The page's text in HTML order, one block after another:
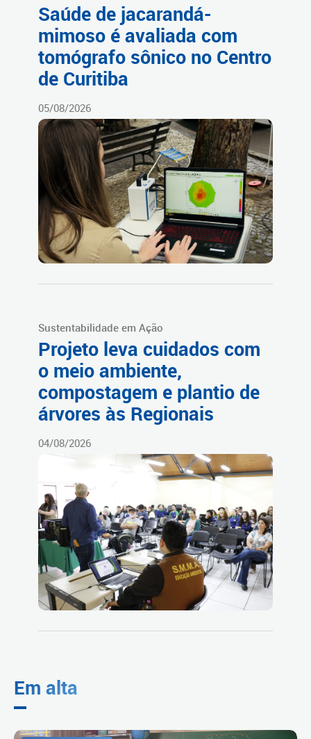
Saúde de jacarandá-
mimoso é avaliada com
tomógrafo sônico no Centro
de Curitiba
05/08/2026
Sustentabilidade em Ação
Projeto leva cuidados com
o meio ambiente,
compostagem e plantio de
árvores às Regionais
04/08/2026
Em alta